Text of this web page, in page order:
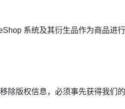
系统及其衍生品作为商品进
除版权信息，必须事先获得我们的